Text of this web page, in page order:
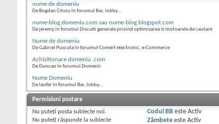
nume de domeniu
De Bogdan Citoiu în forumul Bar, lobby...
nume-blog.domeniu.com sau nume-blog.blogspot.com
De jeremy în forumul Discutii generale privind optimizarea si motoarele de cautare
Nume de domeniu
De Gabriel Puscuta în forumul Comert electronic, e-Commerce
Achizitionare domeniu .com
De Duncan în forumul Domenii
Nume Domeniu
De laufer în forumul Bar, lobby...
Permisiuni postare
Nu puteţi posta subiecte noi.
Nu puteţi răspunde la subiecte
Codul BBeste Activ
Zâmbeteeste Activ